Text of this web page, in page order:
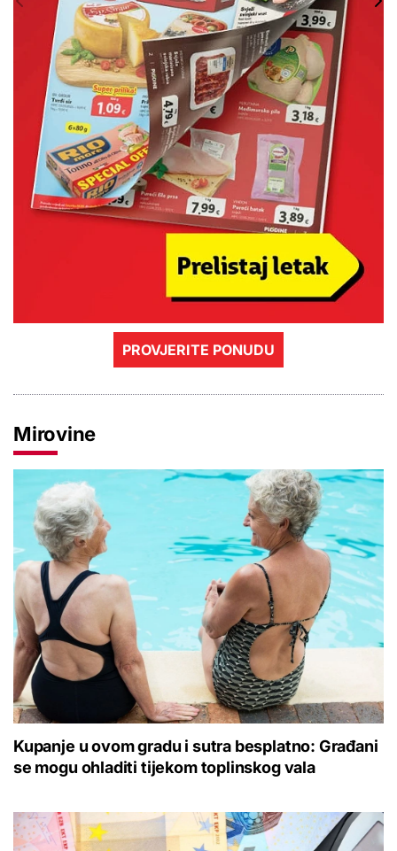
PROVJERITE PONUDU
Mirovine
Kupanje u ovom gradu i sutra besplatno: Građani
se mogu ohladiti tijekom toplinskog vala